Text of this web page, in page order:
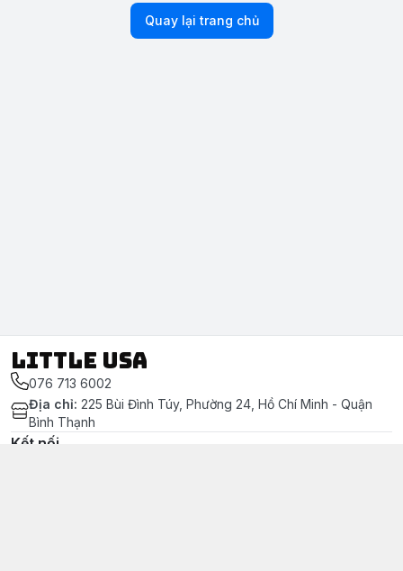
Quay lại trang chủ
LITTLE USA
076 713 6002
Địa chỉ: 225 Bùi Đình Túy, Phường 24, Hồ Chí Minh - Quận
Bình Thạnh
Kết nối